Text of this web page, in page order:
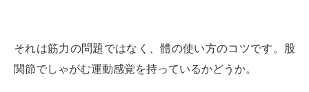
それは筋力の問題ではなく、體の使い方のコツです。股
関節でしゃがむ運動感覚を持っているかどうか。